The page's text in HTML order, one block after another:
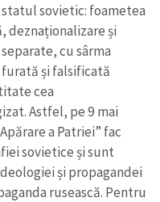
sovietic: foametea
deznaționalizare și
cu sârma
și falsificată
cea
Astfel, pe 9 mai
a Patriei” fac
sovietice și sunt
și propagandei
rusească. Pentru